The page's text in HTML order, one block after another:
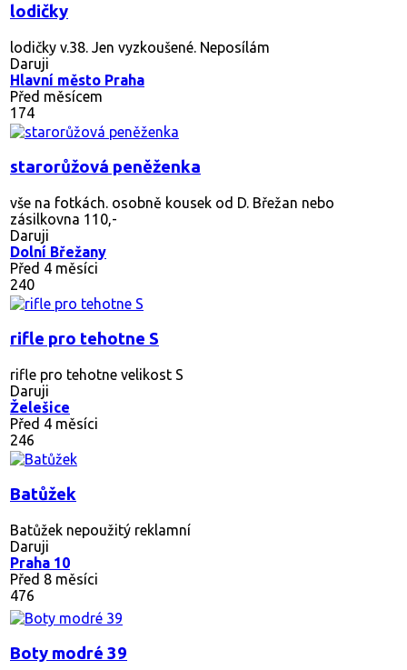
lodičky
lodičky v.38. Jen vyzkoušené. Neposílám
Daruji
Hlavní město Praha
Před měsícem
174
starorůžová peněženka
vše na fotkách. osobně kousek od D. Břežan nebo
zásilkovna 110,-
Daruji
Dolní Břežany
Před 4 měsíci
240
rifle pro tehotne S
rifle pro tehotne velikost S
Daruji
Želešice
Před 4 měsíci
246
Batůžek
Batůžek nepoužitý reklamní
Daruji
Praha 10
Před 8 měsíci
476
Boty modré 39